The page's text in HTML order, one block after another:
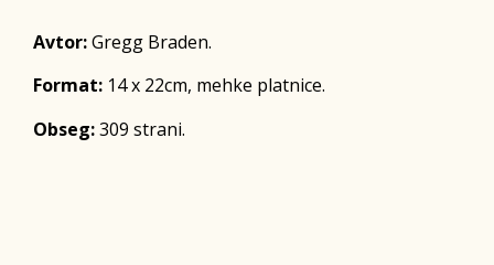
Avtor:Gregg Braden.
Format: 14 x 22cm, mehke platnice.
Obseg:309 strani.